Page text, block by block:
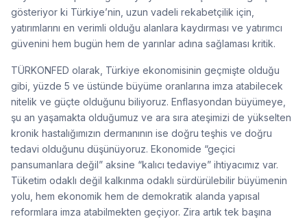
gösteriyor ki Türkiye’nin, uzun vadeli rekabetçilik için,
yatırımlarını en verimli olduğu alanlara kaydırması ve yatırımcı
güvenini hem bugün hem de yarınlar adına sağlaması kritik.
TÜRKONFED olarak, Türkiye ekonomisinin geçmişte olduğu
gibi, yüzde 5 ve üstünde büyüme oranlarına imza atabilecek
nitelik ve güçte olduğunu biliyoruz. Enflasyondan büyümeye,
şu an yaşamakta olduğumuz ve ara sıra ateşimizi de yükselten
kronik hastalığımızın dermanının ise doğru teşhis ve doğru
tedavi olduğunu düşünüyoruz. Ekonomide “geçici
pansumanlara değil” aksine “kalıcı tedaviye” ihtiyacımız var.
Tüketim odaklı değil kalkınma odaklı sürdürülebilir büyümenin
yolu, hem ekonomik hem de demokratik alanda yapısal
reformlara imza atabilmekten geçiyor. Zira artık tek başına